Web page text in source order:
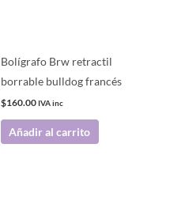
Bolígrafo Brw retractil
borrable bulldog francés
$160.00 IVA inc
Añadir al carrito